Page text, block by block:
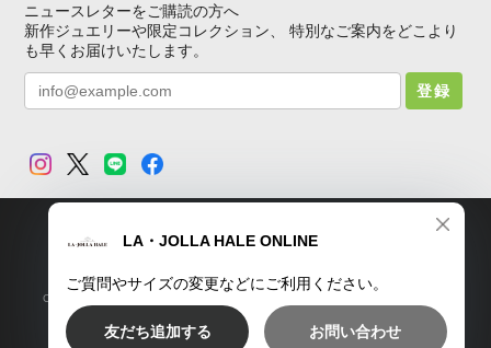
ニュースレターをご購読の方へ
新作ジュエリーや限定コレクション、 特別なご案内をどこより
も早くお届けいたします。
登録
TOP プライバシーポリシー 特定商取引法に基づく表記
Copyright © LA・JOLLA HALE ONLINE SHOP. All Rights Reserved.